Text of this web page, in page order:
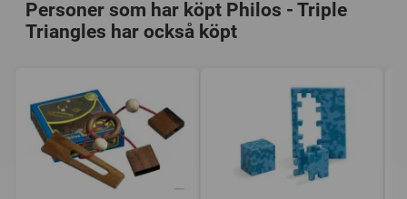
Personer som har köpt Philos - Triple
Triangles har också köpt